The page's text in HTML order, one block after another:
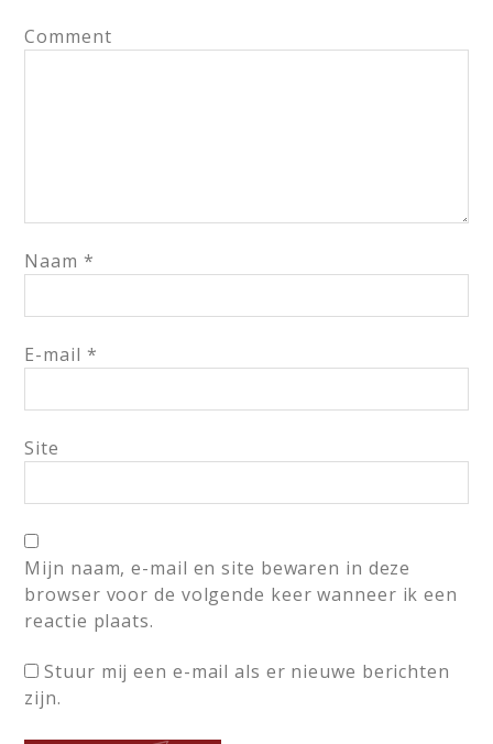
Comment
Naam *
E-mail *
Site
Mijn naam, e-mail en site bewaren in deze
browser voor de volgende keer wanneer ik een
reactie plaats.
Stuur mij een e-mail als er nieuwe berichten
zijn.